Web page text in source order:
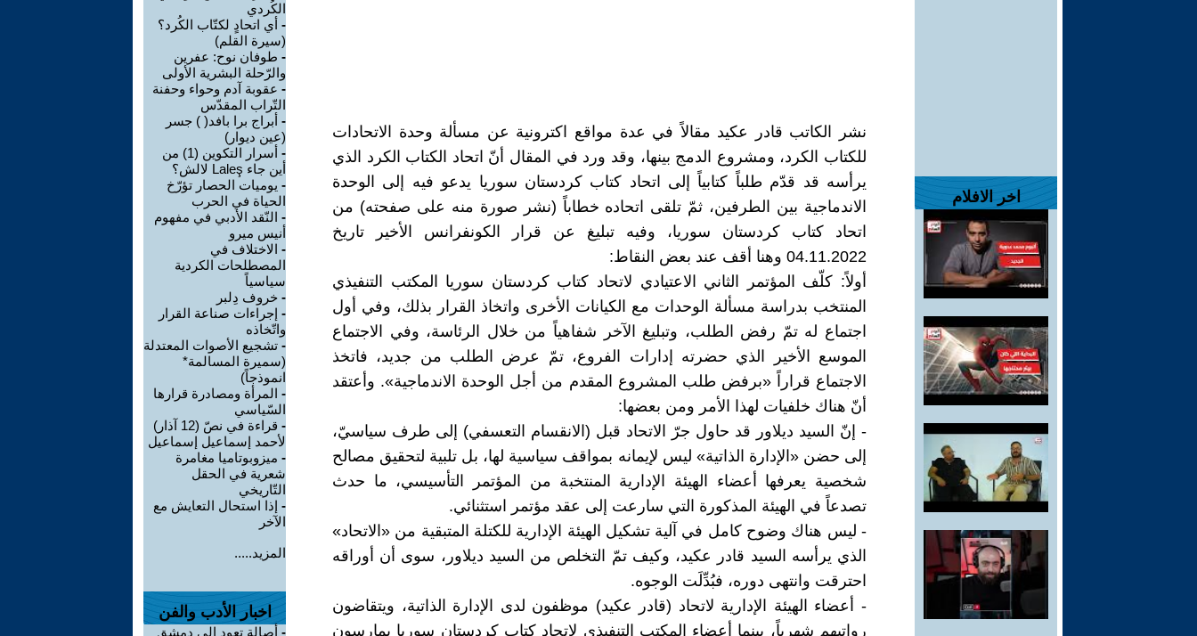
اخر الافلام
نشر الكاتب قادر عكيد مقالاً في عدة مواقع اكترونية عن مسألة وحدة الاتحادات
للكتاب الكرد، ومشروع الدمج بينها، وقد ورد في المقال أنّ اتحاد الكتاب الكرد الذي
يرأسه قد قدّم طلباً كتابياً إلى اتحاد كتاب كردستان سوريا يدعو فيه إلى الوحدة
الاندماجية بين الطرفين، ثمّ تلقى اتحاده خطاباً (نشر صورة منه على صفحته) من
اتحاد كتاب كردستان سوريا، وفيه تبليغ عن قرار الكونفرانس الأخير تاريخ
04.11.2022 وهنا أقف عند بعض النقاط:
أولاً: كلّف المؤتمر الثاني الاعتيادي لاتحاد كتاب كردستان سوريا المكتب التنفيذي
المنتخب بدراسة مسألة الوحدات مع الكيانات الأخرى واتخاذ القرار بذلك، وفي أول
اجتماع له تمّ رفض الطلب، وتبليغ الآخر شفاهياً من خلال الرئاسة، وفي الاجتماع
الموسع الأخير الذي حضرته إدارات الفروع، تمّ عرض الطلب من جديد، فاتخذ
الاجتماع قراراً «برفض طلب المشروع المقدم من أجل الوحدة الاندماجية». وأعتقد
أنّ هناك خلفيات لهذا الأمر ومن بعضها:
- إنّ السيد ديلاور قد حاول جرّ الاتحاد قبل (الانقسام التعسفي) إلى طرف سياسيّ،
إلى حضن «الإدارة الذاتية» ليس لإيمانه بمواقف سياسية لها، بل تلبية لتحقيق مصالح
شخصية يعرفها أعضاء الهيئة الإدارية المنتخبة من المؤتمر التأسيسي، ما حدث
تصدعاً في الهيئة المذكورة التي سارعت إلى عقد مؤتمر استثنائي.
- ليس هناك وضوح كامل في آلية تشكيل الهيئة الإدارية للكتلة المتبقية من «الاتحاد»
الذي يرأسه السيد قادر عكيد، وكيف تمّ التخلص من السيد ديلاور، سوى أن أوراقه
احترقت وانتهى دوره، فبُدِّلَت الوجوه.
- أعضاء الهيئة الإدارية لاتحاد (قادر عكيد) موظفون لدى الإدارة الذاتية، ويتقاضون
رواتبهم شهرياً، بينما أعضاء المكتب التنفيذي لاتحاد كتاب كردستان سوريا يمارسون
الكُردي
- أي اتحادٍ لكتّاب الكُرد؟
(سيرة القلم)
- طوفان نوح: عفرين
والرّحلة البشرية الأولى
- عقوبة آدم وحواء وحفنة
التّراب المقدّس
- أبراج برا بافد( ) جسر
(عين ديوار)
-
أسرار التكوين (1) من
أين جاء Laleş لالش؟
- يوميات الحصار تؤرّخ
الحياة في الحرب
- النّقد الأدبي في مفهوم
أنيس ميرو
- الاختلاف في
المصطلحات الكردية
سياسياً
- خروف دِلبر
- إجراءات صناعة القرار
واتّخاذه
- تشجيع الأصوات المعتدلة
(سميرة المسالمة*
انموذجاً)
- المرأة ومصادرة قرارها
السّياسي
-
قراءة في نصّ (12 آذار)
لأحمد إسماعيل إسماعيل
- ميزوبوتاميا مغامرة
شعرية في الحقل
التّاريخي
- إذا استحال التعايش مع
الآخر
المزيد.....
اخبار الأدب والفن
- أصالة تعود إلى دمشق